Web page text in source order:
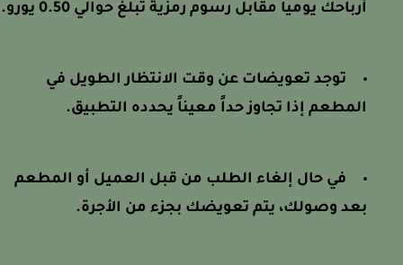
أرباحك يومياً مقابل رسوم رمزية تبلغ حوالي 0.50 يورو.
توجد تعويضات عن وقت الانتظار الطويل في
المطعم إذا تجاوز حداً معيناً يحدده التطبيق.
في حال إلغاء الطلب من قبل العميل أو المطعم
بعد وصولك، يتم تعويضك بجزء من الأجرة.